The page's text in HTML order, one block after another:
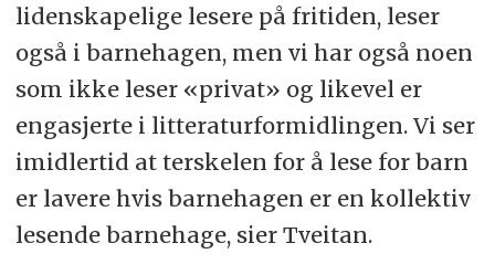
lidenskapelige lesere på fritiden, leser
også i barnehagen, men vi har også noen
som ikke leser «privat» og likevel er
engasjerte i litteraturformidlingen. Vi ser
imidlertid at terskelen for å lese for barn
er lavere hvis barnehagen er en kollektiv
lesende barnehage, sier Tveitan.